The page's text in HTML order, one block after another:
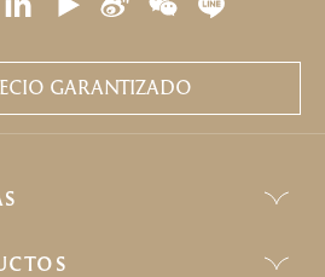
GARANTIZADO